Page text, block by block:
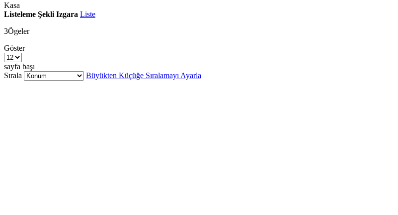
Kasa
Listeleme Şekli Izgara Liste
3Ögeler
Göster
sayfa başı
Sırala
Büyükten Küçüğe Sıralamayı Ayarla